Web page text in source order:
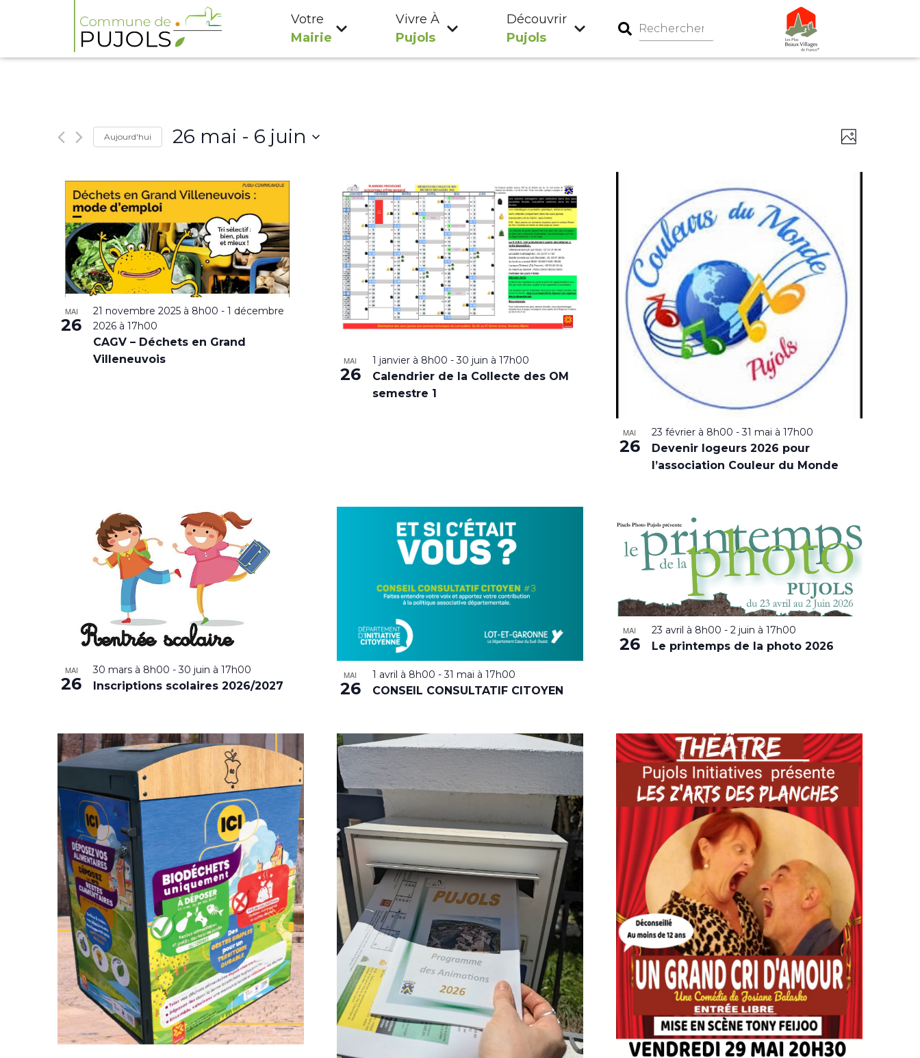
Votre
Mairie
Vivre À
Pujols
Découvrir
Pujols
Navigation
par
de
Photo
Aujourd'hui 26 mai - 6 juin
date.
MAI
26
21 novembre 2025 à 8h00 - 1 décembre
2026 à 17h00
CAGV – Déchets en Grand
Villeneuvois
MAI
26
1 janvier à 8h00 -30 juin à 17h00
Calendrier de la Collecte des OM
semestre 1
MAI
26
23 février à 8h00 -31 mai à 17h00
Devenir logeurs 2026 pour
l’association Couleur du Monde
MAI
26
30 mars à 8h00 -30 juin à 17h00
Inscriptions scolaires 2026/2027
MAI
26
1 avril à 8h00 -31 mai à 17h00
CONSEIL CONSULTATIF CITOYEN
MAI
26
23 avril à 8h00 - 2 juin à 17h00
Le printemps de la photo 2026